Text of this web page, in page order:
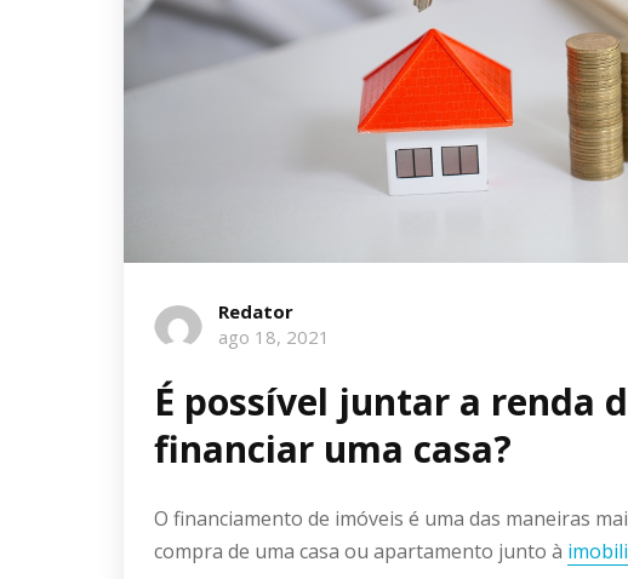
Redator
ago 18, 2021
É possível juntar a renda
financiar uma casa?
O financiamento de imóveis é uma das maneiras
compra de uma casa ou apartamento junto à